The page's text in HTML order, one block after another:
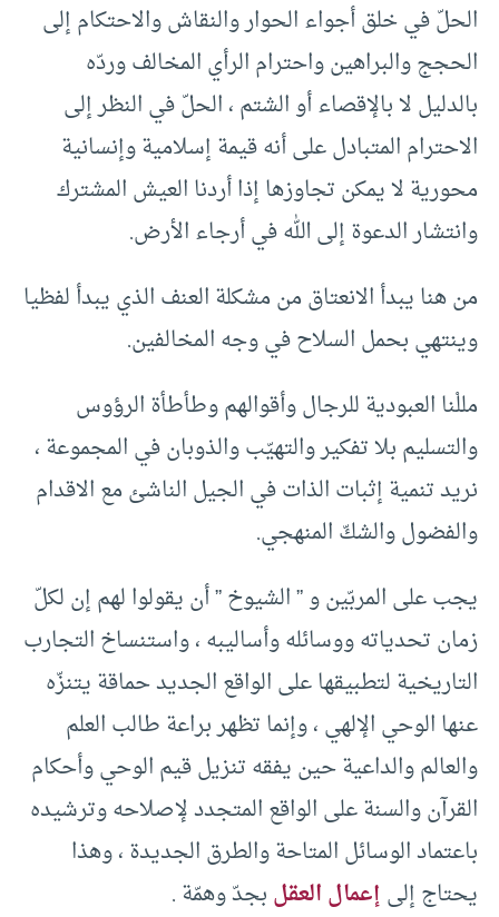
الحلّ في خلق أجواء الحوار والنقاش والاحتكام إلى
الحجج والبراهين واحترام الرأي المخالف وردّه
بالدليل لا بالإقصاء أو الشتم ، الحلّ في النظر إلى
الاحترام المتبادل على أنه قيمة إسلامية وإنسانية
محورية لا يمكن تجاوزها إذا أردنا العيش المشترك
وانتشار الدعوة إلى الله في أرجاء الأرض.
من هنا يبدأ الانعتاق من مشكلة العنف الذي يبدأ لفظيا
وينتهي بحمل السلاح في وجه المخالفين.
مللْنا العبودية للرجال وأقوالهم وطأطأة الرؤوس
والتسليم بلا تفكير والتهيّب والذوبان في المجموعة ،
نريد تنمية إثبات الذات في الجيل الناشئ مع الاقدام
والفضول والشكّ المنهجي.
يجب على المربّين و ” الشيوخ ” أن يقولوا لهم إن لكلّ
زمان تحدياته ووسائله وأساليبه ، واستنساخ التجارب
التاريخية لتطبيقها على الواقع الجديد حماقة يتنزّه
عنها الوحي الإلهي ، وإنما تظهر براعة طالب العلم
والعالم والداعية حين يفقه تنزيل قيم الوحي وأحكام
القرآن والسنة على الواقع المتجدد لإصلاحه وترشيده
باعتماد الوسائل المتاحة والطرق الجديدة ، وهذا
يحتاج إلىإعمال العقلبجدّ وهمّة .